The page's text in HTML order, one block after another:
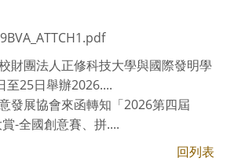
財團法人正修科技大學與國際發明學
至25日舉辦2026....
發展協會來函轉知「2026第四屆
-全國創意賽、拼....
回列表